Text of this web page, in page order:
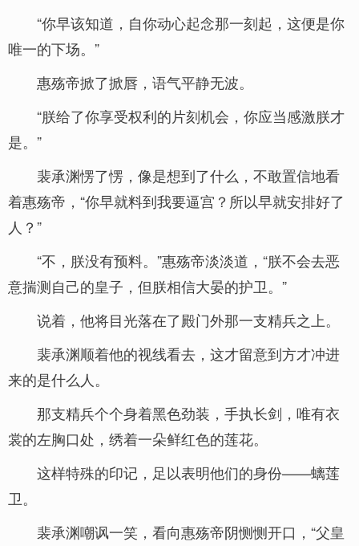
“你早该知道，自你动心起念那一刻起，这便是你
唯一的下场。”
惠殇帝掀了掀唇，语气平静无波。
“朕给了你享受权利的片刻机会，你应当感激朕才
是。”
裴承渊愣了愣，像是想到了什么，不敢置信地看
着惠殇帝，“你早就料到我要逼宫？所以早就安排好了
人？”
“不，朕没有预料。”惠殇帝淡淡道，“朕不会去恶
意揣测自己的皇子，但朕相信大晏的护卫。”
说着，他将目光落在了殿门外那一支精兵之上。
裴承渊顺着他的视线看去，这才留意到方才冲进
来的是什么人。
那支精兵个个身着黑色劲装，手执长剑，唯有衣
裳的左胸口处，绣着一朵鲜红色的莲花。
这样特殊的印记，足以表明他们的身份——螭莲
卫。
裴承渊嘲讽一笑，看向惠殇帝阴恻恻开口，“父皇